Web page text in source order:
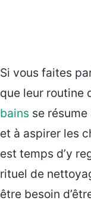
Si vous faites
que leur routine
bains se
et à aspirer les
est temps d’y
rituel de
être besoin